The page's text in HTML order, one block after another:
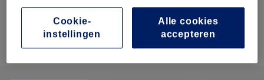
1 uToon beschrijving
Alle behandelingen
Alle cookies
accepteren
Cookie-
instellingen